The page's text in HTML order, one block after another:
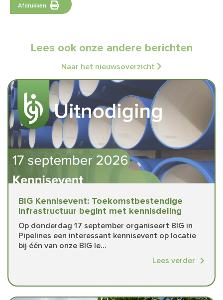
Afdrukken
Lees ook onze andere berichten
Naar het nieuwsoverzicht
BIG Kennisevent: Toekomstbestendige
infrastructuur begint met kennisdeling
Op donderdag 17 september organiseert BIG in
Pipelines een interessant kennisevent op locatie
bij één van onze BIG le...
Lees verder